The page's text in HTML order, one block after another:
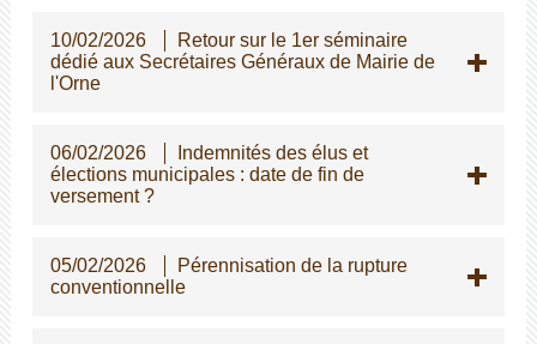
10/02/2026
Retour sur le 1er séminaire
dédié aux Secrétaires Généraux de Mairie de
l'Orne
06/02/2026
Indemnités des élus et
élections municipales : date de fin de
versement ?
05/02/2026
Pérennisation de la rupture
conventionnelle